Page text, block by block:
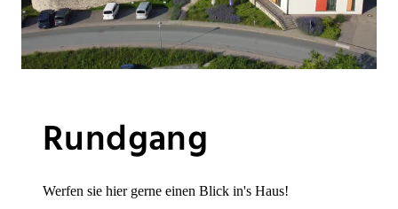
Rundgang
Werfen sie hier gerne einen Blick in's Haus!